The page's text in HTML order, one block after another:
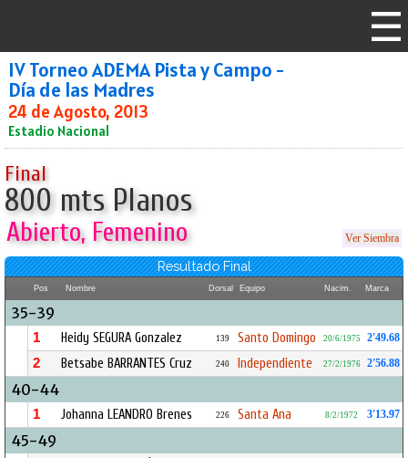
IV Torneo ADEMA Pista y Campo -
Día de las Madres
24 de Agosto, 2013
Estadio Nacional
Final
800 mts Planos
Abierto, Femenino Ver Siembra
Resultado Final
Pos Nombre Dorsal Equipo Nacim. Marca
35-39
1 Heidy SEGURA Gonzalez 139 Santo Domingo 20/6/1975 2'49.68
2 Betsabe BARRANTES Cruz 240 Independiente 27/2/1976 2'56.88
40-44
1 Johanna LEANDRO Brenes 226 Santa Ana 8/2/1972 3'13.97
45-49